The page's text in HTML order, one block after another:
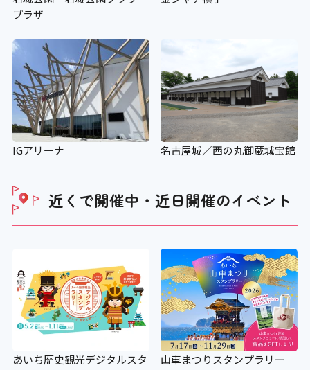
プラザ
IGアリーナ 名古屋城／西の丸御蔵城宝館
近くで開催中・近日開催のイベント
あいち歴史観光デジタルスタ
山車まつりスタンプラリー